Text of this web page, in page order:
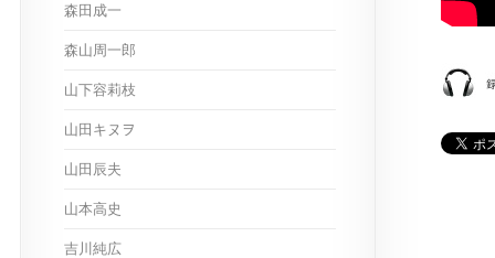
森田成一
森山周一郎
山下容莉枝
山田キヌヲ
山田辰夫
山本高史
吉川純広